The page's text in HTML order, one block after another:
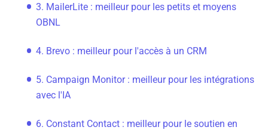
3. MailerLite : meilleur pour les petits et moyens
OBNL
4. Brevo : meilleur pour l'accès à un CRM
5. Campaign Monitor : meilleur pour les intégrations
avec l'IA
6. Constant Contact : meilleur pour le soutien en